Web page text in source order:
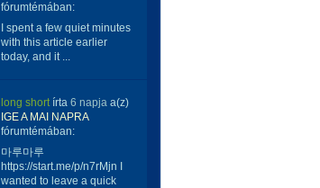
fórumtémában:
I spent a few quiet minutes
with this article earlier
today, and it ...
long shortírta 6 napja a(z)
IGE A MAI NAPRA
fórumtémában:
마루마루
https://start.me/p/n7rMjn I
wanted to leave a quick